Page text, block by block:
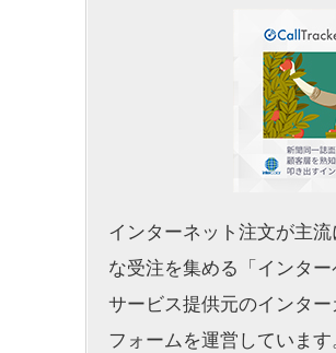
インターネット注文が主
な受注を集める「インター
サービス提供元のインタ
フォームを運営しています